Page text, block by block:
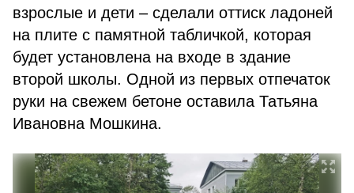
взрослые и дети – сделали оттиск ладоней
на плите с памятной табличкой, которая
будет установлена на входе в здание
второй школы. Одной из первых отпечаток
руки на свежем бетоне оставила Татьяна
Ивановна Мошкина.